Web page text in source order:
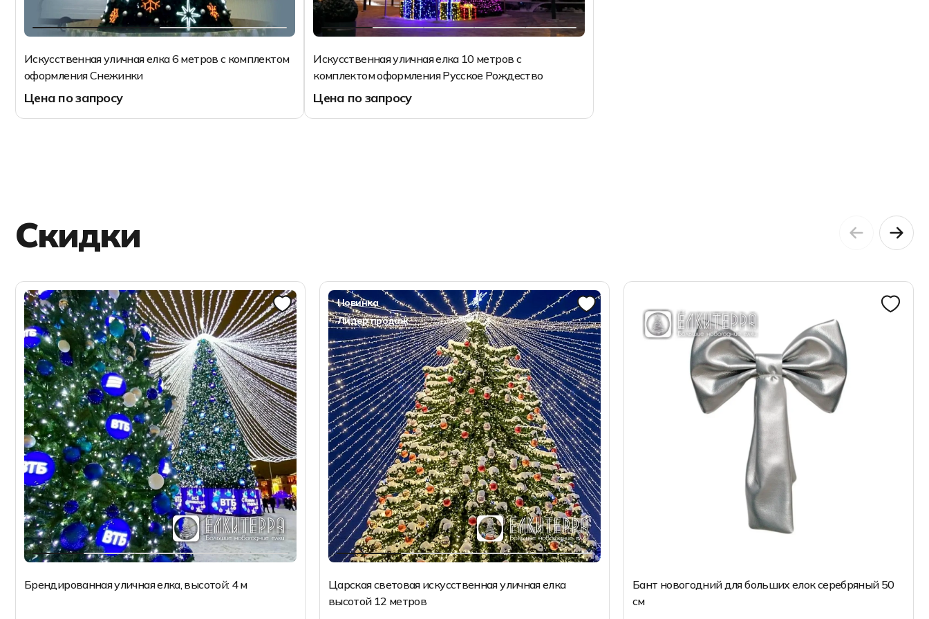
Искусственная уличная елка 6 метров с комплектом
оформления Снежинки
Цена по запросу
Искусственная уличная елка 10 метров с
комплектом оформления Русское Рождество
Цена по запросу
Скидки
Брендированная уличная елка, высотой: 4 м
Новинка
Лидер продаж
Царская световая искусственная уличная елка
высотой 12 метров
Бант новогодний для больших елок серебряный 50
см